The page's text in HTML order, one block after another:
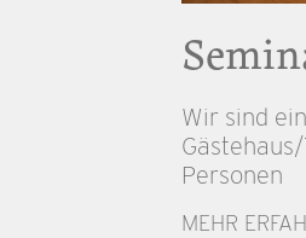
Wir sind
Personen
MEHR